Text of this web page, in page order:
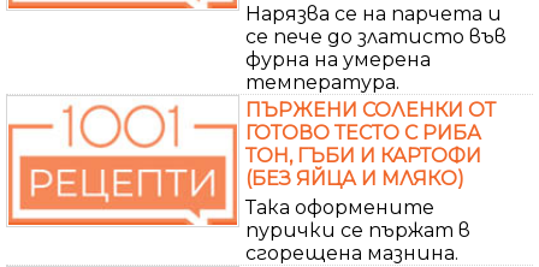
Нарязва се на парчета и
се пече до златисто във
фурна на умерена
температура.
ПЪРЖЕНИ СОЛЕНКИ ОТ
ГОТОВО ТЕСТО С РИБА
ТОН, ГЪБИ И КАРТОФИ
(БЕЗ ЯЙЦА И МЛЯКО)
Така оформените
пурички се пържат в
сгорещена мазнина.